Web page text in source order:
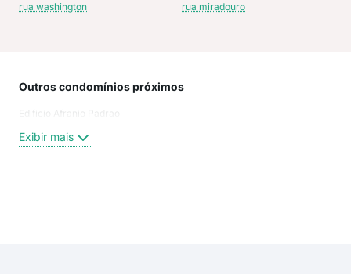
rua washington rua miradouro
Outros condomínios próximos
Edificio Afranio Padrao
Exibir mais